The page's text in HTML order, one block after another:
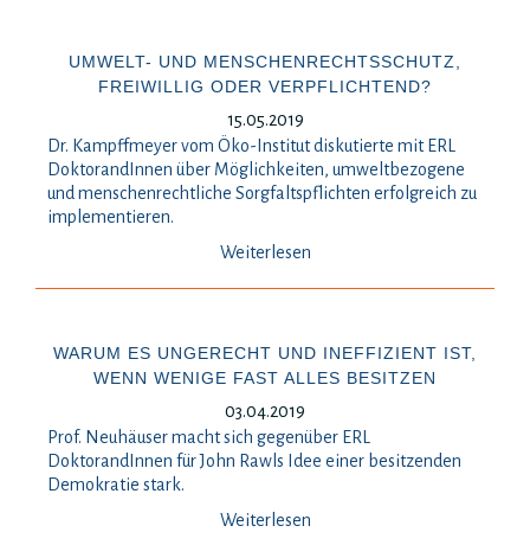
UMWELT- UND MENSCHENRECHTSSCHUTZ,
FREIWILLIG ODER VERPFLICHTEND?
15.05.2019
Dr. Kampffmeyer vom Öko-Institut diskutierte mit ERL
DoktorandInnen über Möglichkeiten, umweltbezogene
und menschenrechtliche Sorgfaltspflichten erfolgreich zu
implementieren.
Weiterlesen
WARUM ES UNGERECHT UND INEFFIZIENT IST,
WENN WENIGE FAST ALLES BESITZEN
03.04.2019
Prof. Neuhäuser macht sich gegenüber ERL
DoktorandInnen für John Rawls Idee einer besitzenden
Demokratie stark.
Weiterlesen